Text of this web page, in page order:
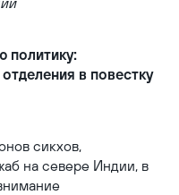
политику:
в повестку
сикхов,
на севере Индии, в